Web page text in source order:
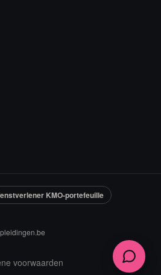
KMO-portefeuille
voorwaarden